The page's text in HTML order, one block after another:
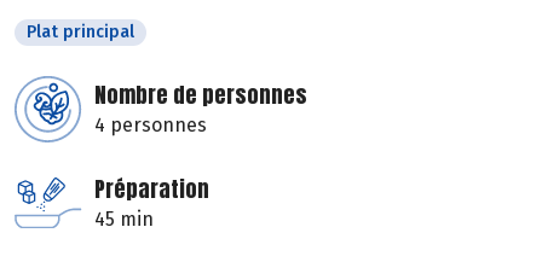
Plat principal
Nombre de personnes
4 personnes
Préparation
45 min